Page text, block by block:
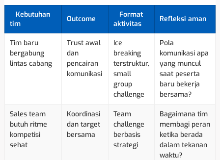
Kebutuhan
tim
Outcome
Format
aktivitas
Refleksi aman
Tim baru
bergabung
lintas cabang
Trust awal
dan
pencairan
komunikasi
Ice
breaking
terstruktur,
small
group
challenge
Pola
komunikasi apa
yang muncul
saat peserta
baru bekerja
bersama?
Sales team
butuh ritme
kompetisi
sehat
Koordinasi
dan target
bersama
Team
challenge
berbasis
strategi
Bagaimana tim
membagi peran
ketika berada
dalam tekanan
waktu?